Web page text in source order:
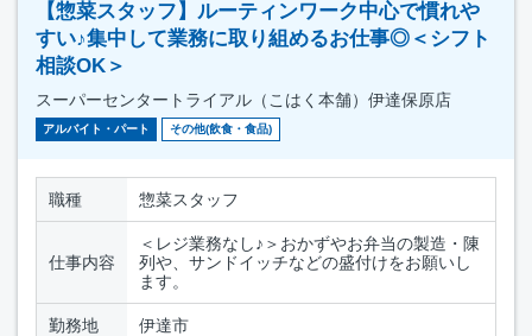
【惣菜スタッフ】ルーティンワーク中心で慣れや
すい♪集中して業務に取り組めるお仕事◎＜シフト
相談OK＞
スーパーセンタートライアル（こはく本舗）伊達保原店
アルバイト・パート その他(飲食・食品)
職種 惣菜スタッフ
仕事内容
＜レジ業務なし♪＞おかずやお弁当の製造・陳
列や、サンドイッチなどの盛付けをお願いし
ます。
勤務地 伊達市